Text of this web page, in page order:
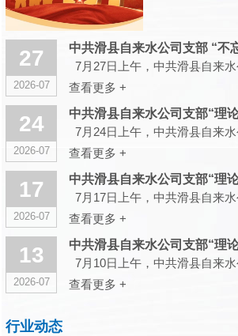
27
2026-07
查看更多 +
24
2026-07
查看更多 +
17
2026-07
查看更多 +
13
2026-07
查看更多 +
行业动态